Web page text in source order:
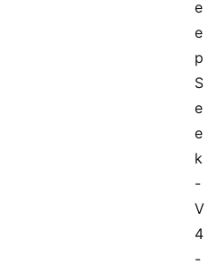
e
e
p
S
e
e
k
-
V
4
-